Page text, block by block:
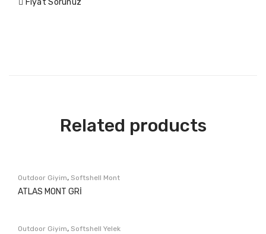
Related products
Outdoor Giyim, Softshell Mont
ATLAS MONT GRİ
Outdoor Giyim, Softshell Yelek